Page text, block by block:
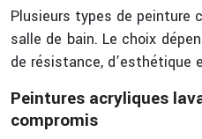
Plusieurs types de peinture
salle de bain. Le choix
de résistance, d’esthétique
Peintures acryliques
compromis